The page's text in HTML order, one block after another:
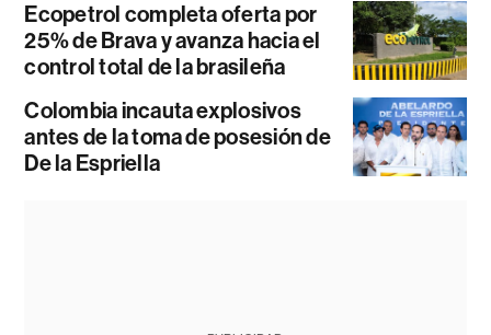
Ecopetrol completa oferta por
25% de Brava y avanza hacia el
control total de la brasileña
Colombia incauta explosivos
antes de la toma de posesión de
De la Espriella